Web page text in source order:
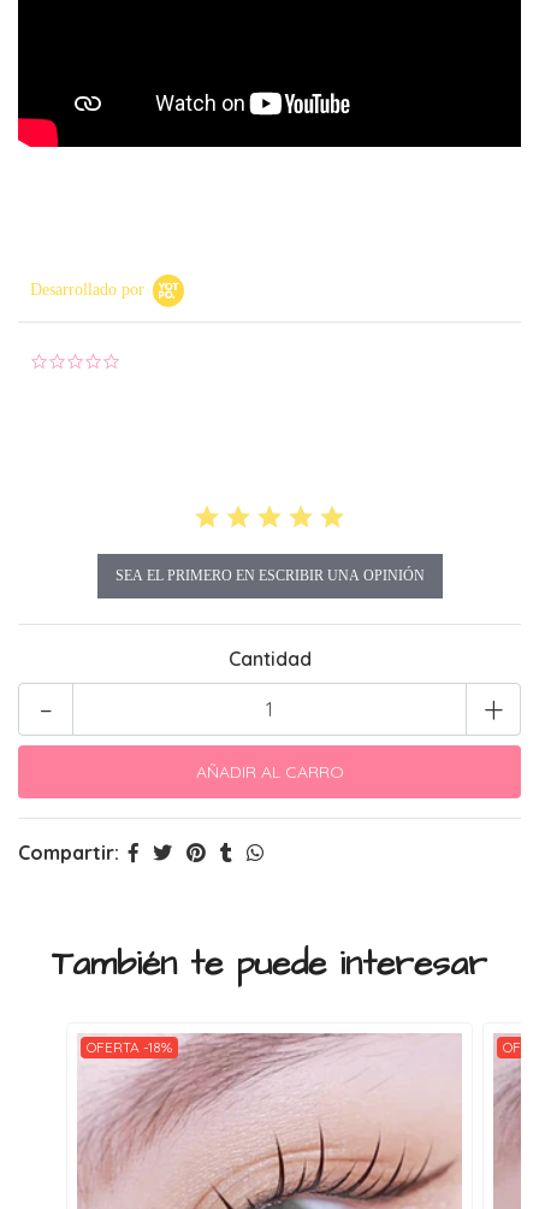
Desarrollado por
SEA EL PRIMERO EN ESCRIBIR UNA OPINIÓN
Cantidad
+
-
Compartir:
También te puede interesar
OFERTA -18%